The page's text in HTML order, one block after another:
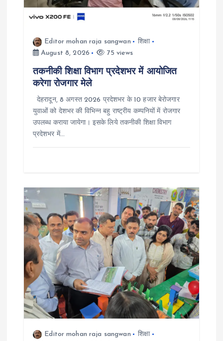
Editor mohan raja sangwan
शिक्षा
August 8, 2026
75 views
तकनीकी शिक्षा विभाग प्रदेशभर में आयोजित
करेगा रोजगार मेले
देहरादून, 8 अगस्त 2026 प्रदेशभर के 10 हजार बेरोजगार
युवाओं को देशभर की विभिन्न बहु राष्ट्रीय कम्पनियों में रोजगार
उपलब्ध कराया जायेगा। इसके लिये तकनीकी शिक्षा विभाग
प्रदेशभर में…
Editor mohan raja sangwan
शिक्षा